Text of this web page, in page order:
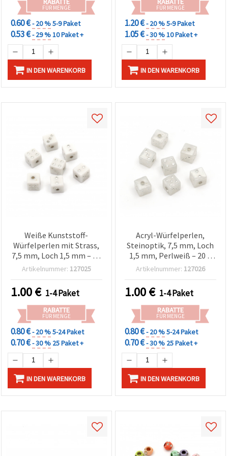
Basteln & Handarbeiten
FÜR MENGE
0.60 €- 20 %5-9 Paket
0.53 €- 29 %10 Paket +
IN DEN WARENKORB
FÜR MENGE
1.20 €- 20 %5-9 Paket
1.05 €- 30 %10 Paket +
IN DEN WARENKORB
Weiße Kunststoff-
Würfelperlen mit Strass,
7,5 mm, Loch 1,5 mm – 20
g (ca. 45 Stück)
Artikelnummer: 127025
1.00€ 1-4 Paket
RABATTE
FÜR MENGE
0.80 €- 20 %5-24 Paket
0.70 €- 30 % 25 Paket +
IN DEN WARENKORB
Acryl-Würfelperlen,
Steinoptik, 7,5 mm, Loch
1,5 mm, Perlweiß – 20 g
(~45 Stk.)
Artikelnummer: 127026
1.00€ 1-4 Paket
RABATTE
FÜR MENGE
0.80 €- 20 %5-24 Paket
0.70 €- 30 % 25 Paket +
IN DEN WARENKORB